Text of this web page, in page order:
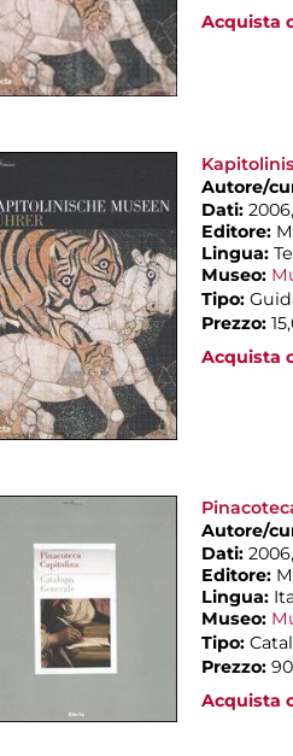
Acquista
Autore/
Dati:
Editore:
Lingua:
Museo:
Tipo:
Prezzo:
Acquista
Autore/
Dati:
Editore:
Lingua:
Museo:
Tipo:
Prezzo:
Acquista